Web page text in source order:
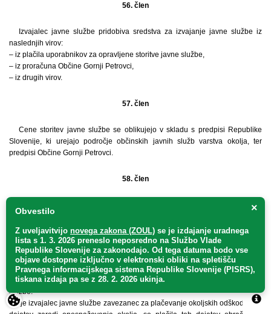
56. člen
Izvajalec javne službe pridobiva sredstva za izvajanje javne službe iz
naslednjih virov:
– iz plačila uporabnikov za opravljene storitve javne službe,
– iz proračuna Občine Gornji Petrovci,
– iz drugih virov.
57. člen
Cene storitev javne službe se oblikujejo v skladu s predpisi Republike
Slovenije, ki urejajo področje občinskih javnih služb varstva okolja, ter
predpisi Občine Gornji Petrovci.
58. člen
Cene storitev javne službe so cene, na podlagi katerih izvajalec javne
službe obračuna opravljene storitve njihovim uporabnikom.
59. člen
Soglasje k cenam storitev javne službe sprejme Občinski svet Občine
Gornji Petrovci na podlagi predloga in stroškovnih kalkulacij izvajalca javne
službe.
Če je izvajalec javne službe zavezanec za plačevanje okoljskih odškodnin in
×
Obvestilo
Z uveljavitvijo novega zakona (ZOUL) se je izdajanje uradnega
lista s 1. 3. 2026 preneslo neposredno na Službo Vlade
Republike Slovenije za zakonodajo. Od tega datuma bodo vse
objave dostopne izključno v elektronski obliki na spletišču
Pravnega informacijskega sistema Republike Slovenije (PISRS),
tiskana izdaja pa se z 28. 2. 2026 ukinja.